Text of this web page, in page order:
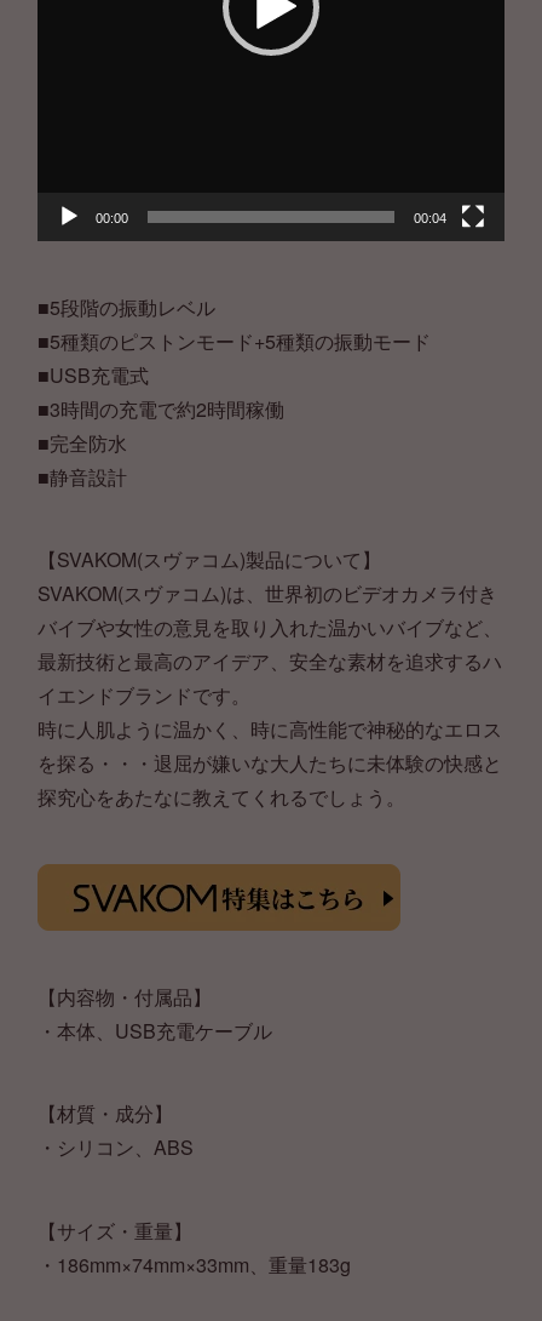
00:00 00:04
■5段階の振動レベル
■5種類のピストンモード+5種類の振動モード
■USB充電式
■3時間の充電で約2時間稼働
■完全防水
■静音設計
【SVAKOM(スヴァコム)製品について】
SVAKOM(スヴァコム)は、世界初のビデオカメラ付き
バイブや女性の意見を取り入れた温かいバイブなど、
最新技術と最高のアイデア、安全な素材を追求するハ
イエンドブランドです。
時に人肌ように温かく、時に高性能で神秘的なエロス
を探る・・・退屈が嫌いな大人たちに未体験の快感と
探究心をあたなに教えてくれるでしょう。
【内容物・付属品】
・本体、USB充電ケーブル
【材質・成分】
・シリコン、ABS
【サイズ・重量】
・186mm×74mm×33mm、重量183g